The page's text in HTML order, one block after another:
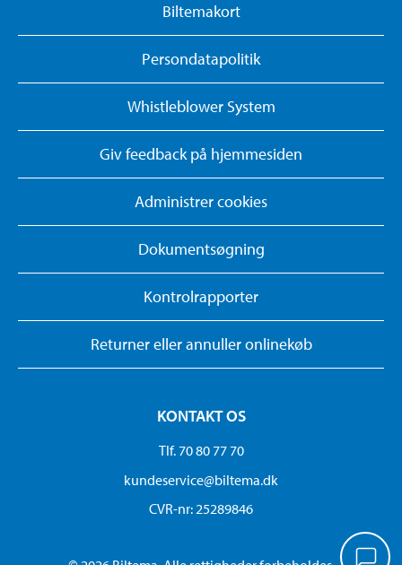
Biltemakort
Persondatapolitik
Whistleblower System
Giv feedback på hjemmesiden
Administrer cookies
Dokumentsøgning
Kontrolrapporter
Returner eller annuller onlinekøb
KONTAKT OS
Tlf. 70 80 77 70
kundeservice@biltema.dk
CVR-nr: 25289846